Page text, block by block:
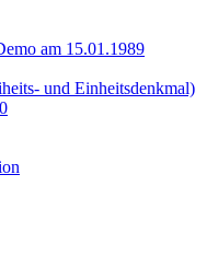
am 15.01.1989
und Einheitsdenkmal)